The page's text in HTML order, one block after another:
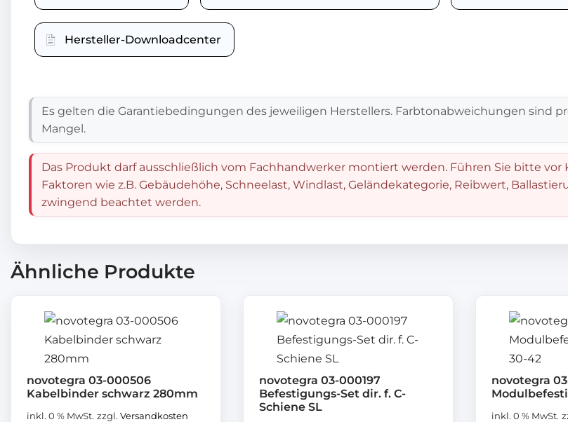
Hersteller-Downloadcenter
Es gelten die Garantiebedingungen des jeweiligen Herstellers. Farbtonabweichungen
Mangel.
Das Produkt darf ausschließlich vom Fachhandwerker montiert werden. Führen Sie bitte
Faktoren wie z.B. Gebäudehöhe, Schneelast, Windlast, Geländekategorie, Reibwert,
zwingend beachtet werden.
Ähnliche Produkte
novotegra 03-000506
Kabelbinder schwarz 280mm
inkl. 0 % MwSt. zzgl. Versandkosten
novotegra 03-000197
Befestigungs-Set dir. f. C-
Schiene SL
novotegra
inkl. 0 % MwSt.